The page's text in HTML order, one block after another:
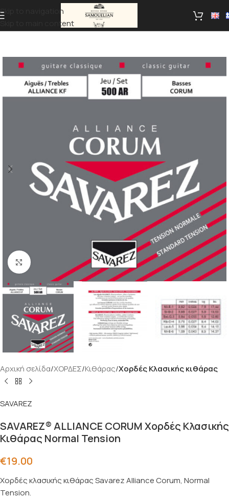
Skip to navigation
Skip to main content
Click to enlarge
Αρχική σελίδα ΧΟΡΔΕΣ Κιθάρας Χορδές Κλασικής κιθάρας
SAVAREZ
SAVAREZ® ALLIANCE CORUM Χορδές Κλασικής
Κιθάρας Normal Tension
€19.00
Χορδές κλασικής κιθάρας Savarez Alliance Corum, Normal
Tension.